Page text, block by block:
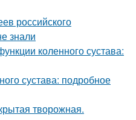
российского
знали
коленного сустава:
сустава: подробное
творожная.